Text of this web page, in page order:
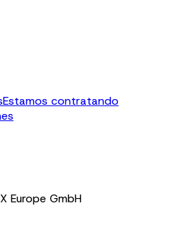
Estamos contratando
Europe GmbH